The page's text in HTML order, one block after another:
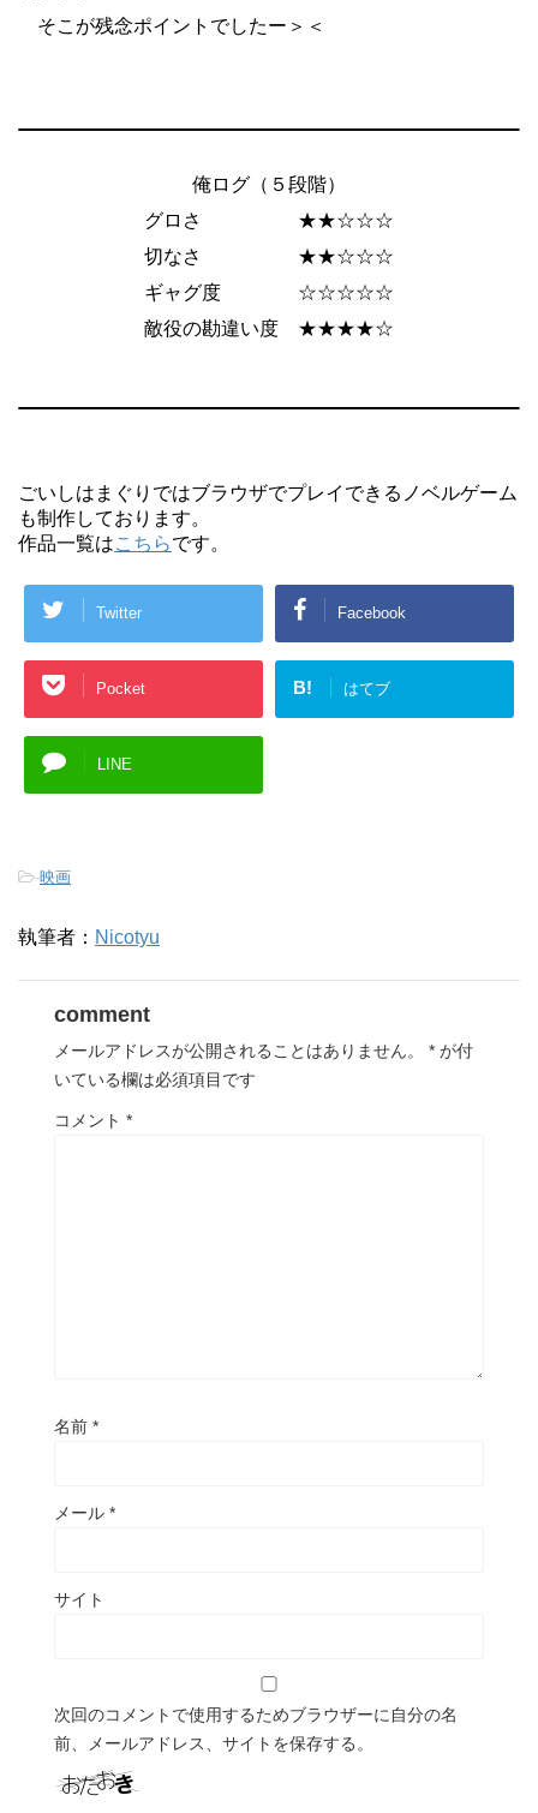
そこが残念ポイントでしたー＞＜
俺ログ（５段階）
グロさ ★★☆☆☆
切なさ ★★☆☆☆
ギャグ度 ☆☆☆☆☆
敵役の勘違い度 ★★★★☆
ごいしはまぐりではブラウザでプレイできるノベルゲーム
も制作しております。
作品一覧はこちらです。
Twitter Facebook
Pocket B! はてブ
LINE
-映画
執筆者： Nicotyu
comment
メールアドレスが公開されることはありません。 * が付
いている欄は必須項目です
コメント *
名前 *
メール *
サイト
次回のコメントで使用するためブラウザーに自分の名
前、メールアドレス、サイトを保存する。